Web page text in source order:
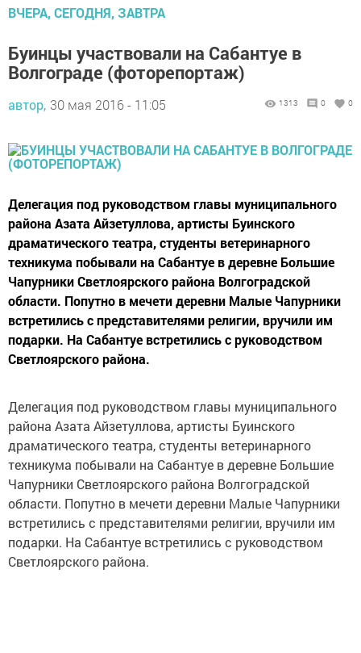
ВЧЕРА, СЕГОДНЯ, ЗАВТРА
Буинцы участвовали на Сабантуе в
Волгограде (фоторепортаж)
автор, 30 мая 2016 - 11:05 1313 0 0
Делегация под руководством главы муниципального
района Азата Айзетуллова, артисты Буинского
драматического театра, студенты ветеринарного
техникума побывали на Сабантуе в деревне Большие
Чапурники Светлоярского района Волгоградской
области. Попутно в мечети деревни Малые Чапурники
встретились с представителями религии, вручили им
подарки. На Сабантуе встретились с руководством
Светлоярского района.
Делегация под руководством главы муниципального
района Азата Айзетуллова, артисты Буинского
драматического театра, студенты ветеринарного
техникума побывали на Сабантуе в деревне Большие
Чапурники Светлоярского района Волгоградской
области. Попутно в мечети деревни Малые Чапурники
встретились с представителями религии, вручили им
подарки. На Сабантуе встретились с руководством
Светлоярского района.